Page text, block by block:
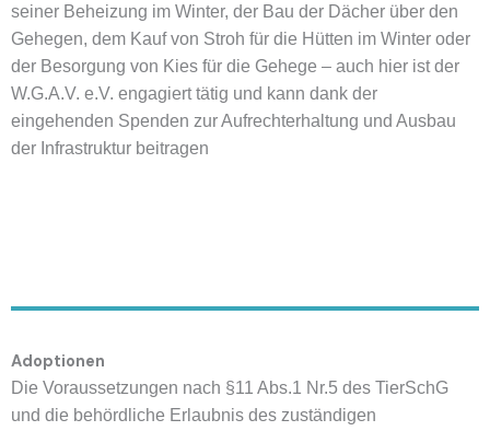
seiner Beheizung im Winter, der Bau der Dächer über den
Gehegen, dem Kauf von Stroh für die Hütten im Winter oder
der Besorgung von Kies für die Gehege – auch hier ist der
W.G.A.V. e.V. engagiert tätig und kann dank der
eingehenden Spenden zur Aufrechterhaltung und Ausbau
der Infrastruktur beitragen
Adoptionen
Die Voraussetzungen nach §11 Abs.1 Nr.5 des TierSchG
und die behördliche Erlaubnis des zuständigen